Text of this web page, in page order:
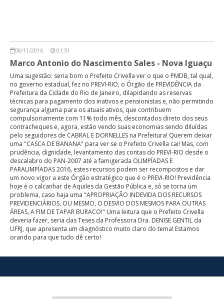
08/11/2016 01:51
Marco Antonio do Nascimento Sales - Nova Iguaçu
Uma sugestão: seria bom o Prefeito Crivella ver o que o PMDB, tal qual,
no governo estadual, fez no PREVI-RIO, o Órgão de PREVIDÊNCIA da
Prefeitura da Cidade do Rio de Janeiro, dilapidando as reservas
técnicas para pagamento dos inativos e pensionistas e, não permitindo
segurança alguma para os atuais ativos, que contribuem
compulsoriamente com 11% todo mês, descontados direto dos seus
contracheques e, agora, estão vendo suas economias sendo diluídas
pelo seguidores de CABRAL E DORNELLES na Prefeitura! Querem deixar
uma "CASCA DE BANANA" para ver se o Prefeito Crivella cai! Mas, com
prudência, dignidade, levantamento das contas do PREVI-RIO desde o
descalabro do PAN-2007 até a famigerada OLIMPÍADAS E
PARALIMPÍADAS 2016, estes recursos podem ser recompostos e dar
um novo vigor a este Órgão estratégico que é o PREVI-RIO! Previdência
hoje é o calcanhar de Aquiles da Gestão Pública e, só se torna um
problema, caso haja uma "APROPRIAÇÃO INDEVIDA DOS RECURSOS
PREVIDENCIÁRIOS, OU MESMO, O DESVIO DOS MESMOS PARA OUTRAS
ÁREAS, A FIM DE TAPAR BURACO!" Uma leitura que o Prefeito Crivella
deveria fazer, seria das Teses da Professora Dra. DENISE GENTIL da
UFRJ, que apresenta um diagnóstico muito claro do tema! Estamos
orando para que tudo dê certo!